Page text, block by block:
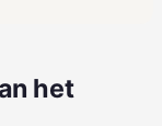
het